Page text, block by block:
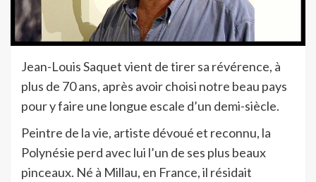
Jean-Louis Saquet vient de tirer sa révérence, à
plus de 70 ans, après avoir choisi notre beau pays
pour y faire une longue escale d’un demi-siècle.
Peintre de la vie, artiste dévoué et reconnu, la
Polynésie perd avec lui l’un de ses plus beaux
pinceaux. Né à Millau, en France, il résidait